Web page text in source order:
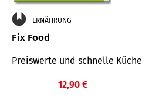
ERNÄHRUNG
Fix Food
Preiswerte und schnelle Küche
12,90 €